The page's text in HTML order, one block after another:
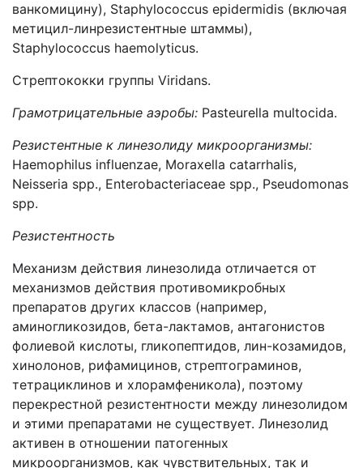
ванкомицину), Staphylococcus epidermidis (включая
метицил-линрезистентные штаммы),
Staphylococcus haemolyticus.
Стрептококки группы Viridans.
Грамотрицательные аэробы: Pasteurella multocida.
Резистентные к линезолиду микроорганизмы:
Haemophilus influenzae, Moraxella catarrhalis,
Neisseria spp., Enterobacteriaceae spp., Pseudomonas
spp.
Резистентность
Механизм действия линезолида отличается от
механизмов действия противомикробных
препаратов других классов (например,
аминогликозидов, бета-лактамов, антагонистов
фолиевой кислоты, гликопептидов, лин-козамидов,
хинолонов, рифамицинов, стрептограминов,
тетрациклинов и хлорамфеникола), поэтому
перекрестной резистентности между линезолидом
и этими препаратами не существует. Линезолид
активен в отношении патогенных
микроорганизмов, как чувствительных, так и